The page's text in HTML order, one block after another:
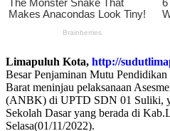
Limapuluh Kota, http://
Besar Penjaminan Mutu
Barat meninjau pelaksanaan
(ANBK) di UPTD SDN 01 Suliki,
Sekolah Dasar yang berada di
Selasa(01/11/2022).